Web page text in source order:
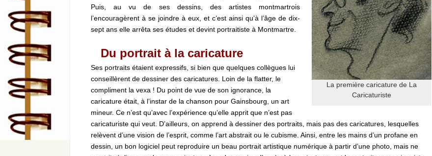
La première caricature de La
Caricaturiste
Puis, au vu de ses dessins, des artistes montmartrois
l’encouragèrent à se joindre à eux, et c’est ainsi qu’à l’âge de dix-
sept ans elle arrêta ses études et devint portraitiste à Montmartre.
Du portrait à la caricature
Ses portraits étaient expressifs, si bien que quelques collègues lui
conseillèrent de dessiner des caricatures. Loin de la flatter, le
compliment la vexa ! Du point de vue de son ignorance, la
caricature était, à l’instar de la chanson pour Gainsbourg, un art
mineur. Ce n’est qu’avec l’expérience qu’elle apprit que n’est pas
caricaturiste qui veut. D’ailleurs, on apprend à dessiner des portraits, mais pas des caricatures, lesquelles
relèvent d’une vision de l’esprit, comme l’art abstrait ou le cubisme. Ainsi, entre les mains d’un profane en
dessin, un bon logiciel peut reproduire un beau portrait artistique numérique à partir d’une photo, mais ne